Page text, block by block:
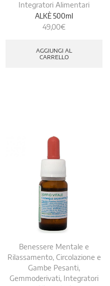
Integratori Alimentari
ALKÈ 500ml
49,00€
AGGIUNGI AL
CARRELLO
Benessere Mentale e
Rilassamento, Circolazione e
Gambe Pesanti,
Gemmoderivati, Integratori